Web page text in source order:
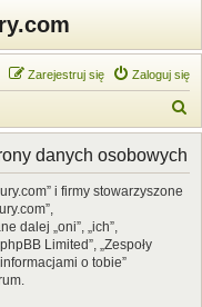
Zaloguj się
Zarejestruj się
z
danych osobowych
i firmy stowarzyszone
dalej „oni”, „ich”,
Limited”, „Zespoły
o tobie”